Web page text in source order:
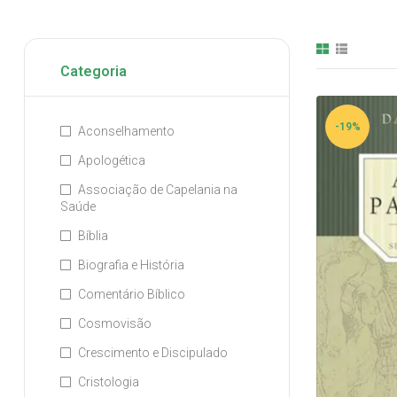
-19%
Categoria
Aconselhamento
Apologética
Associação de Capelania na
Saúde
Bíblia
Biografia e História
Comentário Bíblico
Cosmovisão
Crescimento e Discipulado
Cristologia